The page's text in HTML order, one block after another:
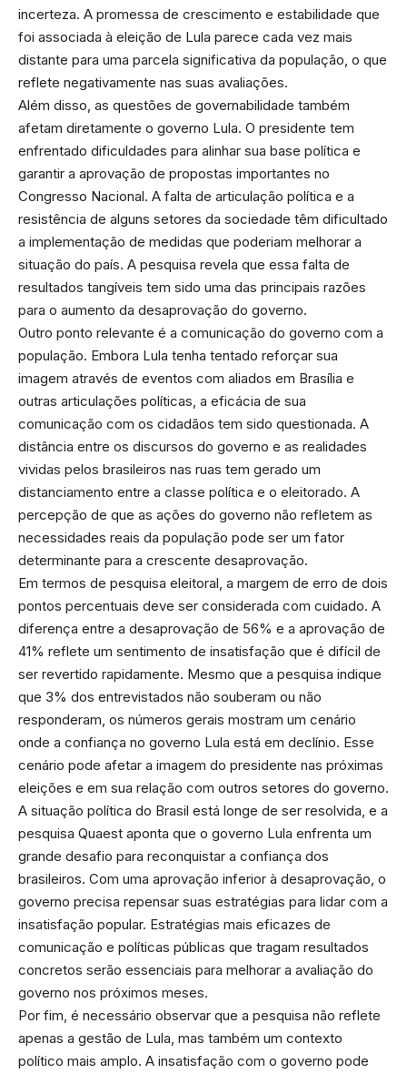
incerteza. A promessa de crescimento e estabilidade que
foi associada à eleição de Lula parece cada vez mais
distante para uma parcela significativa da população, o que
reflete negativamente nas suas avaliações.
Além disso, as questões de governabilidade também
afetam diretamente o governo Lula. O presidente tem
enfrentado dificuldades para alinhar sua base política e
garantir a aprovação de propostas importantes no
Congresso Nacional. A falta de articulação política e a
resistência de alguns setores da sociedade têm dificultado
a implementação de medidas que poderiam melhorar a
situação do país. A pesquisa revela que essa falta de
resultados tangíveis tem sido uma das principais razões
para o aumento da desaprovação do governo.
Outro ponto relevante é a comunicação do governo com a
população. Embora Lula tenha tentado reforçar sua
imagem através de eventos com aliados em Brasília e
outras articulações políticas, a eficácia de sua
comunicação com os cidadãos tem sido questionada. A
distância entre os discursos do governo e as realidades
vividas pelos brasileiros nas ruas tem gerado um
distanciamento entre a classe política e o eleitorado. A
percepção de que as ações do governo não refletem as
necessidades reais da população pode ser um fator
determinante para a crescente desaprovação.
Em termos de pesquisa eleitoral, a margem de erro de dois
pontos percentuais deve ser considerada com cuidado. A
diferença entre a desaprovação de 56% e a aprovação de
41% reflete um sentimento de insatisfação que é difícil de
ser revertido rapidamente. Mesmo que a pesquisa indique
que 3% dos entrevistados não souberam ou não
responderam, os números gerais mostram um cenário
onde a confiança no governo Lula está em declínio. Esse
cenário pode afetar a imagem do presidente nas próximas
eleições e em sua relação com outros setores do governo.
A situação política do Brasil está longe de ser resolvida, e a
pesquisa Quaest aponta que o governo Lula enfrenta um
grande desafio para reconquistar a confiança dos
brasileiros. Com uma aprovação inferior à desaprovação, o
governo precisa repensar suas estratégias para lidar com a
insatisfação popular. Estratégias mais eficazes de
comunicação e políticas públicas que tragam resultados
concretos serão essenciais para melhorar a avaliação do
governo nos próximos meses.
Por fim, é necessário observar que a pesquisa não reflete
apenas a gestão de Lula, mas também um contexto
político mais amplo. A insatisfação com o governo pode